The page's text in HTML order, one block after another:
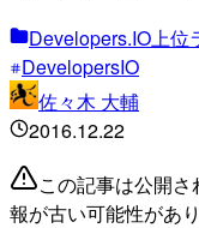
Developers.IO上位
DevelopersIO
佐々木 大輔
2016.12.22
この記事は公開
報が古い可能性があ